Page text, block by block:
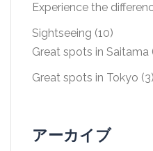
Experience the
Sightseeing (10)
Great spots in Saitama
Great spots in Tokyo (3)
アーカイブ